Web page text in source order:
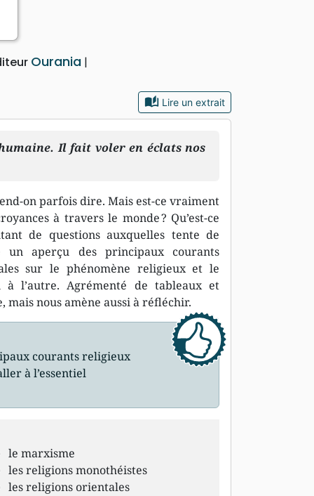
Ourania
auto_stories Lire un extrait
Il fait voler en éclats nos
on parfois dire. Mais est-ce vraiment
à travers le monde ? Qu’est-ce
de questions auxquelles tente de
un aperçu des principaux courants
sur le phénomène religieux et le
à l’autre. Agrémenté de tableaux et
mais nous amène aussi à réfléchir.
courants religieux
à l’essentiel
le marxisme
les religions monothéistes
les religions orientales